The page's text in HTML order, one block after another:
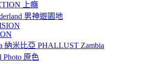
上癮
男神遊園地
納米比亞 PHALLUST Zambia
Photo 原色